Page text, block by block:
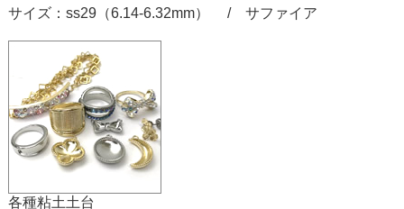
サイズ：ss29（6.14-6.32mm） / サファイア
各種粘土土台